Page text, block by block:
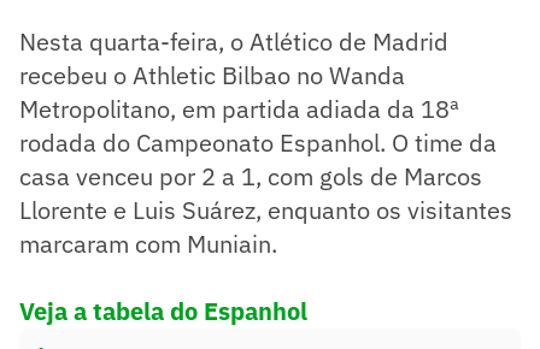
Nesta quarta-feira, o Atlético de Madrid
recebeu o Athletic Bilbao no Wanda
Metropolitano, em partida adiada da 18ª
rodada do Campeonato Espanhol. O time da
casa venceu por 2 a 1, com gols de Marcos
Llorente e Luis Suárez, enquanto os visitantes
marcaram com Muniain.
Veja a tabela do Espanhol